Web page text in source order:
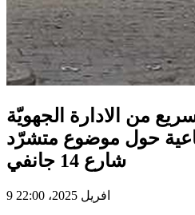
من الادارة الجهويّة
حول موضوع متشرّد
شارع 14 جانفي
9 افريل 2025، 22:00